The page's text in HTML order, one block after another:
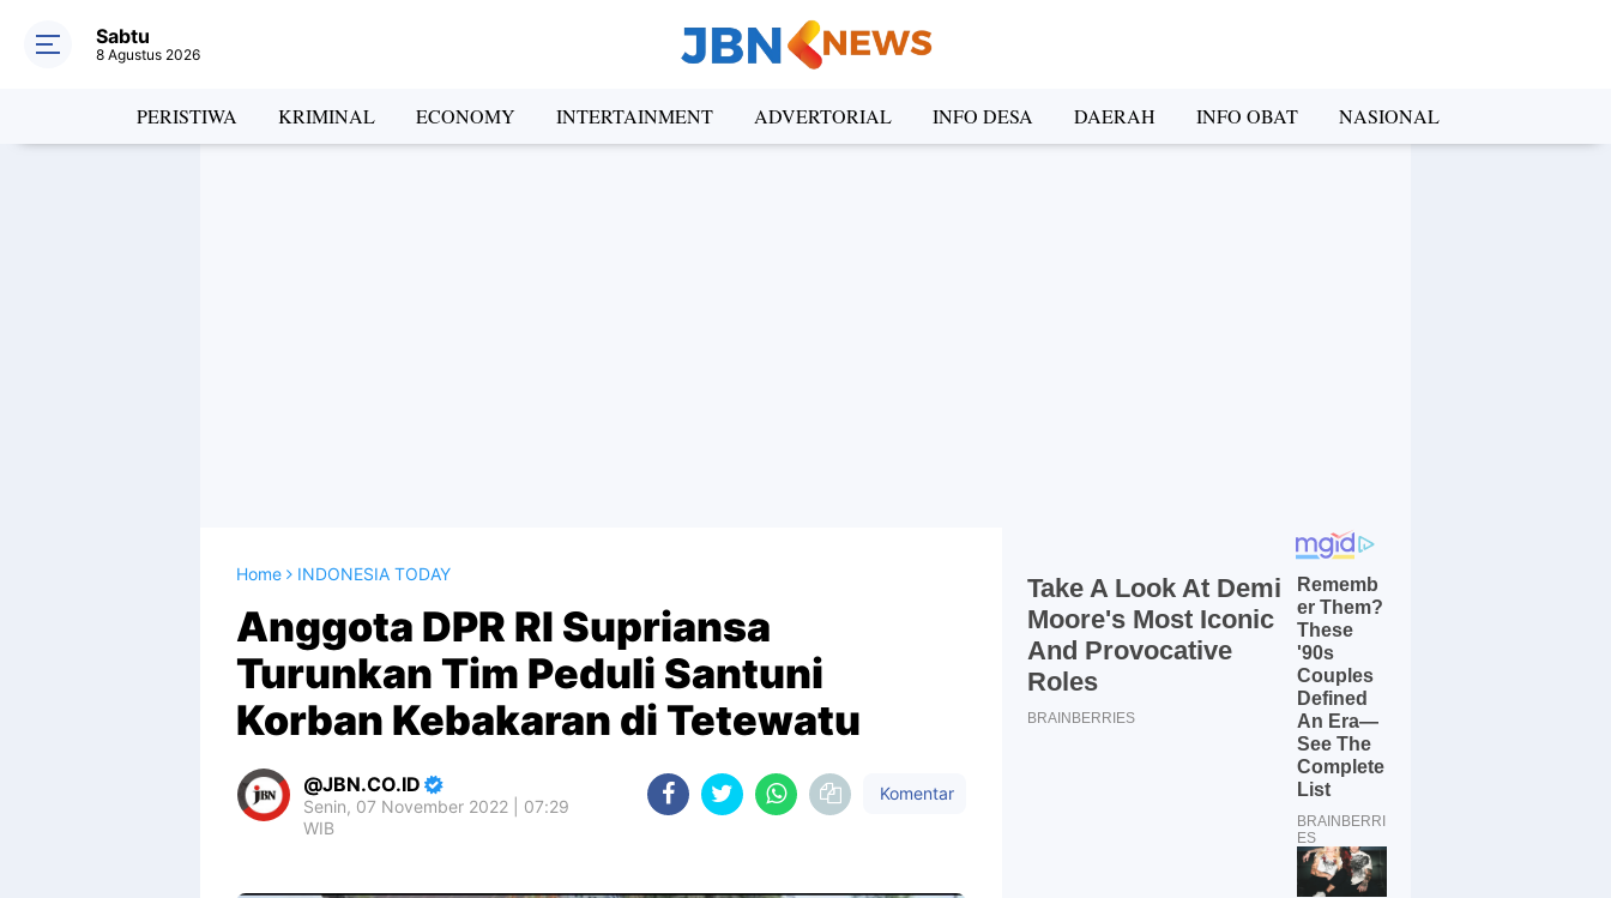
Sabtu
8 Agustus 2026
PERISTIWA KRIMINAL ECONOMY INTERTAINMENT ADVERTORIAL INFO DESA DAERAH INFO OBAT NASIONAL
Home INDONESIA TODAY
Anggota DPR RI Supriansa
Turunkan Tim Peduli Santuni
Korban Kebakaran di Tetewatu
JBN.CO.ID
Senin, 07 November 2022 | 07:29
WIB
Komentar